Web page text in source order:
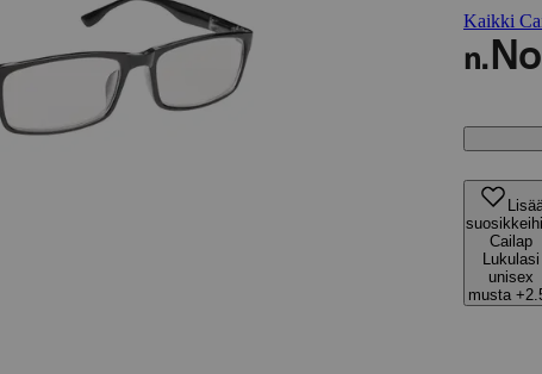
Kaikki
n.
Cailap
Lukulasi
unisex
musta